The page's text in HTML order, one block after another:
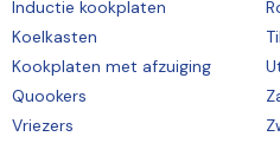
Inductie kookplaten
Koelkasten
Kookplaten met afzuiging
Quookers
Vriezers